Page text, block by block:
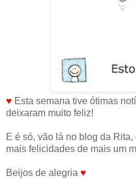
♥ Esta semana tive ótimas
deixaram muito feliz!
E é só, vão lá no blog da Rita,
mais felicidades de mais um
Beijos de alegria ♥